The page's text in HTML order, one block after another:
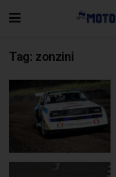
Tag: zonzini